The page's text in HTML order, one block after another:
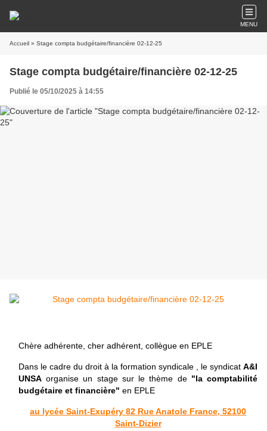
MENU
Accueil » Stage compta budgétaire/financière 02-12-25
Stage compta budgétaire/financière 02-12-25
Publié le 05/10/2025 à 14:55
Chère adhérente, cher adhérent, collègue en EPLE
Dans le cadre du droit à la formation syndicale , le syndicat A&I
UNSAorganise un stage sur le thème de "la comptabilité
budgétaire et financière" en EPLE
au lycée Saint-Exupéry 82 Rue Anatole France, 52100
Saint-Dizier